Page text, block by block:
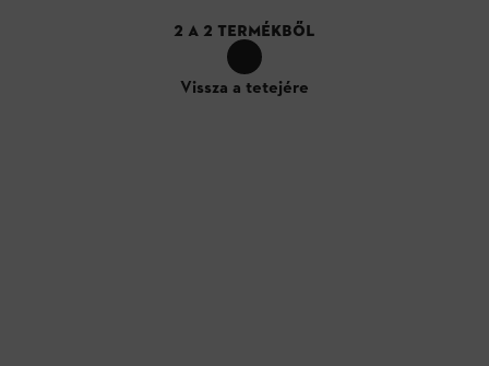
2 A 2 TERMÉKBŐL
Vissza a tetejére